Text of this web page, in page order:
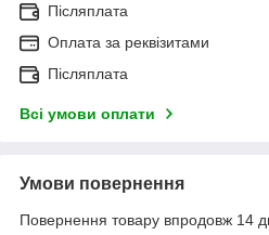
Післяплата
Оплата за реквізитами
Післяплата
Всі умови оплати
Умови повернення
Повернення товару впродовж 14